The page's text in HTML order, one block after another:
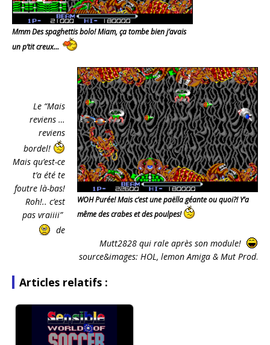
Mmm Des spaghettis bolo! Miam, ça tombe bien j’avais
un p’tit creux…
WOH Purée! Mais c’est une paëlla géante ou quoi?! Y’a
même des crabes et des poulpes!
Le “Mais
reviens …
reviens
bordel!
Mais qu’est-ce
t’a été te
foutre là-bas!
Roh!.. c’est
pas vraiiii”
de
Mutt2828 qui rale après son module!
source&images: HOL, lemon Amiga & Mut Prod.
Articles relatifs :